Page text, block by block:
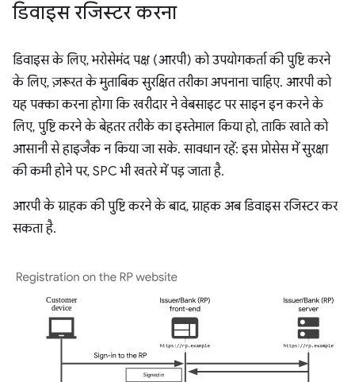
डिवाइस रजिस्टर करना
डिवाइस के लिए, भरोसेमंद पक्ष (आरपी) को उपयोगकर्ता की पुष्टि करने
के लिए, ज़रूरत के मुताबिक सुरक्षित तरीका अपनाना चाहिए. आरपी को
यह पक्का करना होगा कि खरीदार ने वेबसाइट पर साइन इन करने के
लिए, पुष्टि करने के बेहतर तरीके का इस्तेमाल किया हो, ताकि खाते को
आसानी से हाइजैक न किया जा सके. सावधान रहें: इस प्रोसेस में सुरक्षा
की कमी होने पर, SPC भी खतरे में पड़ जाता है.
आरपी के ग्राहक की पुष्टि करने के बाद, ग्राहक अब डिवाइस रजिस्टर कर
सकता है.